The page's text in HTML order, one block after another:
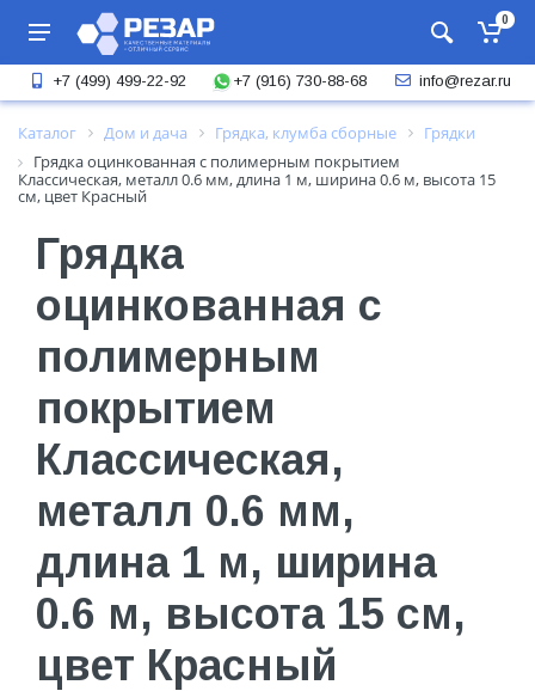
0
+7 (499) 499-22-92 +7 (916) 730-88-68 info@rezar.ru
Каталог Дом и дача Грядка, клумба сборные
Грядки
Грядка оцинкованная с полимерным покрытием
Классическая, металл 0.6 мм, длина 1 м, ширина 0.6 м, высота 15
см, цвет Красный
Грядка
оцинкованная с
полимерным
покрытием
Классическая,
металл 0.6 мм,
длина 1 м, ширина
0.6 м, высота 15 см,
цвет Красный